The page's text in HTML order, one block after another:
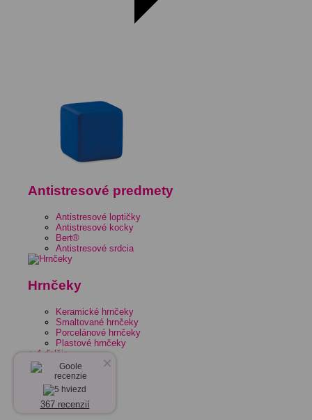
Antistresové predmety
Antistresové loptičky
Antistresové kocky
Bert®
Antistresové srdcia
Hrnčeky
Keramické hrnčeky
Smaltované hrnčeky
Porcelánové hrnčeky
Plastové hrnčeky
+ 4 ďalšie
×
367 recenzií